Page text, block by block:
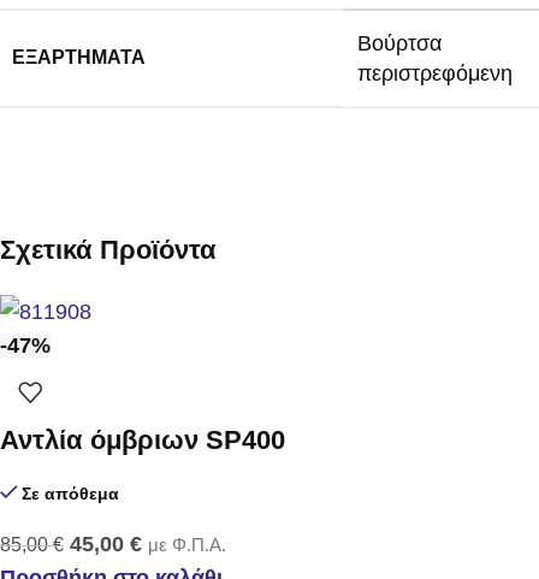
ΕΞΑΡΤΉΜΑΤΑ
Βούρτσα
περιστρεφόμενη
Σχετικά Προϊόντα
-47%
Αντλία όμβριων SP400
Σε απόθεμα
85,00€ 45,00 € με Φ.Π.Α.